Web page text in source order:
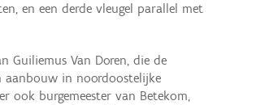
en een derde vleugel parallel met
Guiliemus Van Doren, die de
aanbouw in noordoostelijke
ook burgemeester van Betekom,